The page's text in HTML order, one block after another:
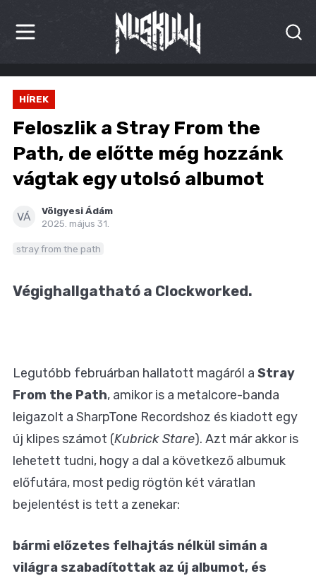
HÍREK
KRITIKÁK
BESZÁMOLÓK
INTERJÚK
PREMIEREK
KULT
HÍREK
Feloszlik a Stray From the
Path, de előtte még hozzánk
vágtak egy utolsó albumot
VÁ
Völgyesi Ádám
2025. május 31.
stray from the path
Végighallgatható a Clockworked.
Legutóbb februárban hallatott magáról a Stray
From the Path, amikor is a metalcore-banda
leigazolt a SharpTone Recordshoz és kiadott egy
új klipes számot (Kubrick Stare). Azt már akkor is
lehetett tudni, hogy a dal a következő albumuk
előfutára, most pedig rögtön két váratlan
bejelentést is tett a zenekar:
bármi előzetes felhajtás nélkül simán a
világra szabadítottak az új albumot, és